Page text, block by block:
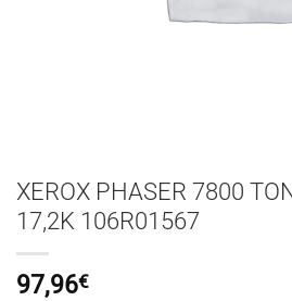
XEROX PHASER 7800
17,2K 106R01567
97,96€